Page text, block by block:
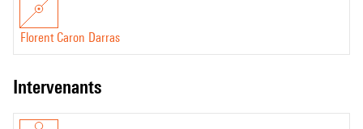
Florent Caron Darras
intervenants